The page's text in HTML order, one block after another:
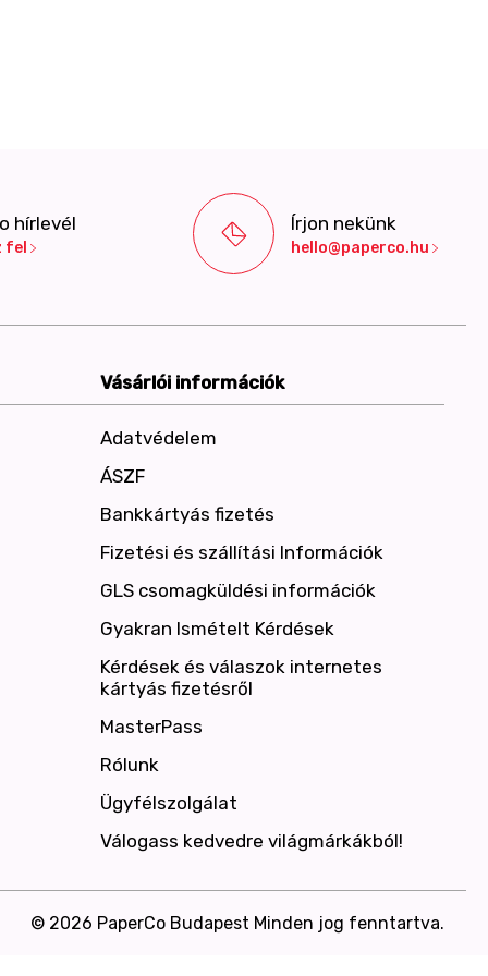
hírlevél
fel
Írjon nekünk
hello@paperco.hu
Vásárlói információk
Adatvédelem
ÁSZF
Bankkártyás fizetés
Fizetési és szállítási Információk
GLS csomagküldési információk
Gyakran Ismételt Kérdések
Kérdések és válaszok internetes
kártyás fizetésről
MasterPass
Rólunk
Ügyfélszolgálat
Válogass kedvedre világmárkákból!
© 2026 PaperCo Budapest Minden jog fenntartva.